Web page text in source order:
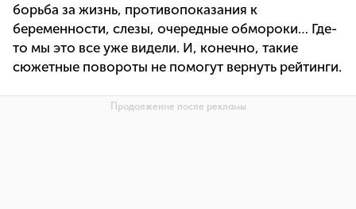
борьба за жизнь, противопоказания к
беременности, слезы, очередные обмороки… Где-
то мы это все уже видели. И, конечно, такие
сюжетные повороты не помогут вернуть рейтинги.